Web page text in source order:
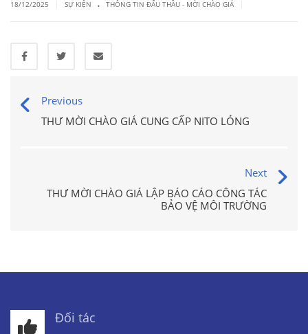
18/12/2025 SỰ KIỆN THÔNG TIN ĐẤU THẦU - MỜI CHÀO GIÁ
Previous
THƯ MỜI CHÀO GIÁ CUNG CẤP NITO LỎNG
Next
THƯ MỜI CHÀO GIÁ LẬP BÁO CÁO CÔNG TÁC
BẢO VỆ MÔI TRƯỜNG
Đối tác